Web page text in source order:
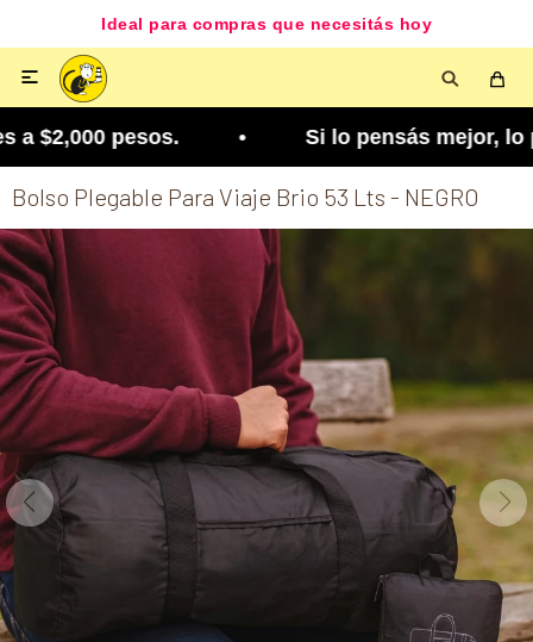
Ideal para compras que necesitás hoy

a $2,000 pesos. • Si lo pensás mejor, lo
Bolso Plegable Para Viaje Brio 53 Lts - NEGRO